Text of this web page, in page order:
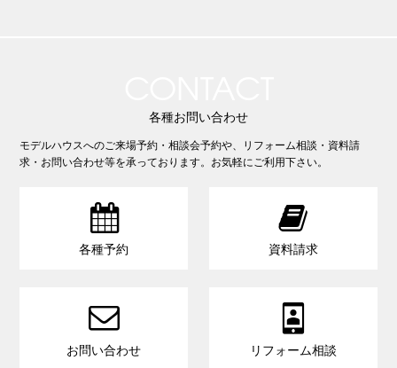
各種お問い合わせ
モデルハウスへのご来場予約・相談会予約や、リフォーム相談・資料請
求・お問い合わせ等を承っております。お気軽にご利用下さい。

各種予約

資料請求

お問い合わせ

リフォーム相談